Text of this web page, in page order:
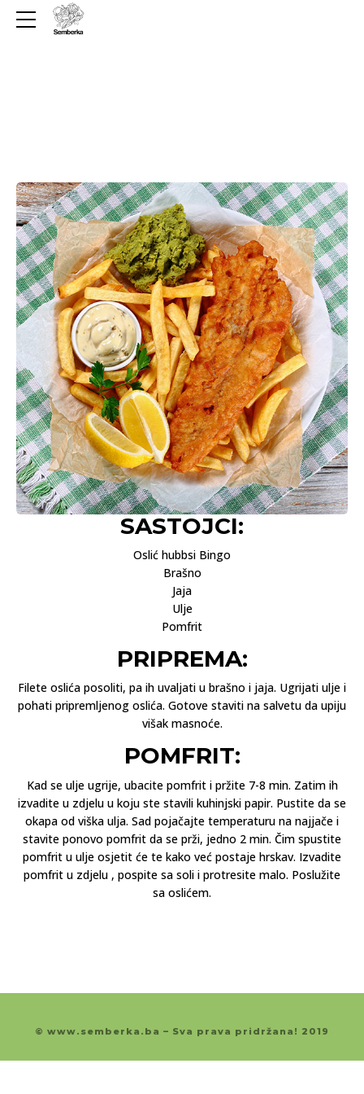
SASTOJCI:
Oslić hubbsi Bingo
Brašno
Jaja
Ulje
Pomfrit
PRIPREMA:
Filete oslića posoliti, pa ih uvaljati u brašno i jaja. Ugrijati ulje i
pohati pripremljenog oslića. Gotove staviti na salvetu da upiju
višak masnoće.
POMFRIT:
Kad se ulje ugrije, ubacite pomfrit i pržite 7-8 min. Zatim ih
izvadite u zdjelu u koju ste stavili kuhinjski papir. Pustite da se
okapa od viška ulja. Sad pojačajte temperaturu na najjače i
stavite ponovo pomfrit da se prži, jedno 2 min. Čim spustite
pomfrit u ulje osjetit će te kako već postaje hrskav. Izvadite
pomfrit u zdjelu , pospite sa soli i protresite malo. Poslužite
sa oslićem.
© www.semberka.ba – Sva prava pridržana! 2019